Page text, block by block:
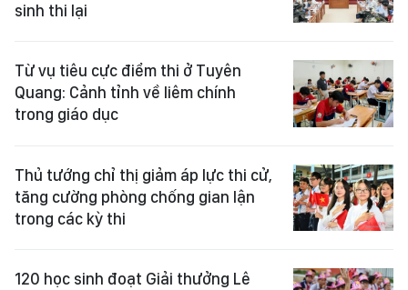
sinh thi lại
Từ vụ tiêu cực điểm thi ở Tuyên
Quang: Cảnh tỉnh về liêm chính
trong giáo dục
Thủ tướng chỉ thị giảm áp lực thi cử,
tăng cường phòng chống gian lận
trong các kỳ thi
120 học sinh đoạt Giải thưởng Lê